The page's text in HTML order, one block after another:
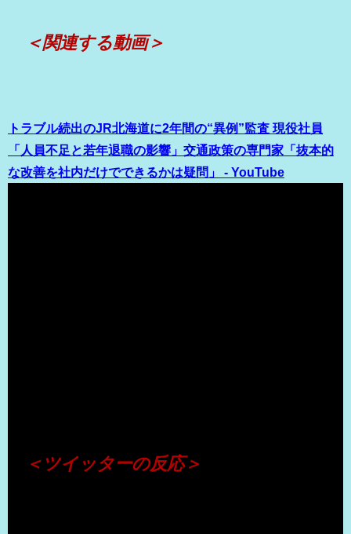
＜関連する動画＞
トラブル続出のJR北海道に2年間の“異例”監査 現役社員
「人員不足と若年退職の影響」交通政策の専門家「抜本的
な改善を社内だけでできるかは疑問」 - YouTube
＜ツイッターの反応＞